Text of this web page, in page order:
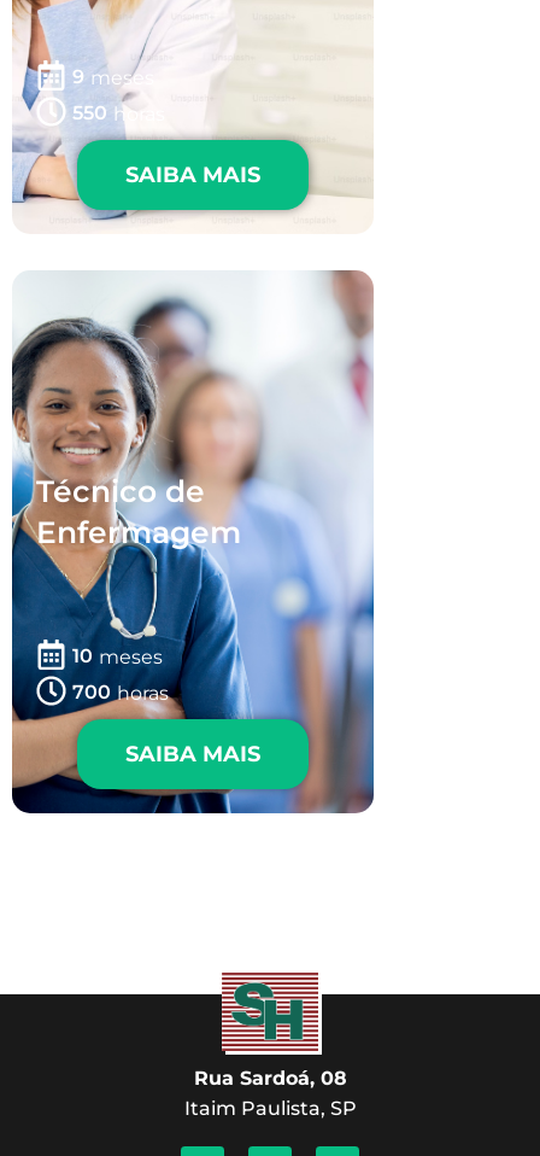
9 meses
550 horas
SAIBA MAIS
Técnico de
Enfermagem
10 meses
700 horas
SAIBA MAIS
Rua Sardoá, 08
Itaim Paulista, SP